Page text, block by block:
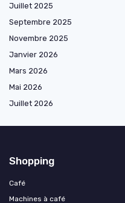
Juillet 2025
Septembre 2025
Novembre 2025
Janvier 2026
Mars 2026
Mai 2026
Juillet 2026
Shopping
Café
Machines à café